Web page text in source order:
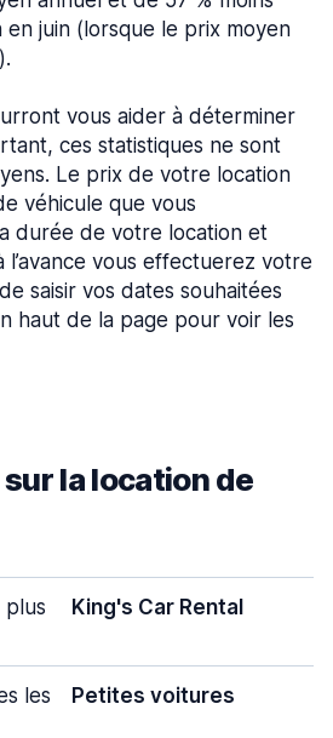
en juin (lorsque le prix moyen
vous aider à déterminer
ces statistiques ne sont
Le prix de votre location
véhicule que vous
durée de votre location et
l’avance vous effectuerez votre
saisir vos dates souhaitées
haut de la page pour voir les
la location de
plus
King's Car Rental
les
Petites voitures